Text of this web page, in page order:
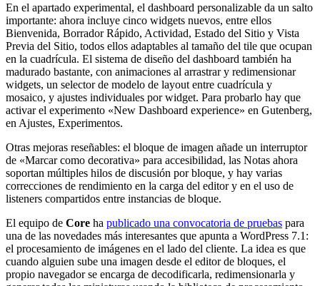
En el apartado experimental, el dashboard personalizable da un salto
importante: ahora incluye cinco widgets nuevos, entre ellos
Bienvenida, Borrador Rápido, Actividad, Estado del Sitio y Vista
Previa del Sitio, todos ellos adaptables al tamaño del tile que ocupan
en la cuadrícula. El sistema de diseño del dashboard también ha
madurado bastante, con animaciones al arrastrar y redimensionar
widgets, un selector de modelo de layout entre cuadrícula y
mosaico, y ajustes individuales por widget. Para probarlo hay que
activar el experimento «New Dashboard experience» en Gutenberg,
en Ajustes, Experimentos.
Otras mejoras reseñables: el bloque de imagen añade un interruptor
de «Marcar como decorativa» para accesibilidad, las Notas ahora
soportan múltiples hilos de discusión por bloque, y hay varias
correcciones de rendimiento en la carga del editor y en el uso de
listeners compartidos entre instancias de bloque.
El equipo de Core ha publicado una convocatoria de pruebas para
una de las novedades más interesantes que apunta a WordPress 7.1:
el procesamiento de imágenes en el lado del cliente. La idea es que
cuando alguien sube una imagen desde el editor de bloques, el
propio navegador se encarga de decodificarla, redimensionarla y